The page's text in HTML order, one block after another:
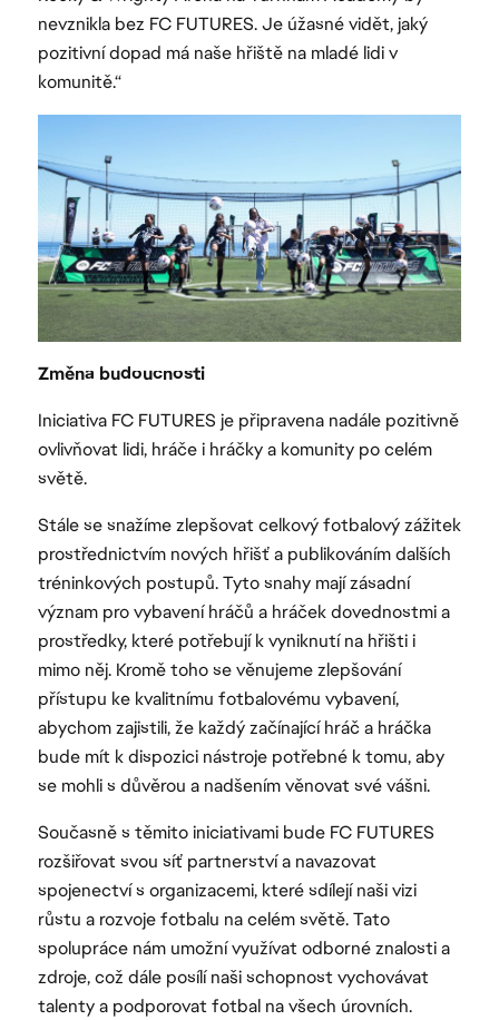
nevznikla bez FC FUTURES. Je úžasné vidět, jaký
pozitivní dopad má naše hřiště na mladé lidi v
komunitě.“
Změna budoucnosti
Iniciativa FC FUTURES je připravena nadále pozitivně
ovlivňovat lidi, hráče i hráčky a komunity po celém
světě.
Stále se snažíme zlepšovat celkový fotbalový zážitek
prostřednictvím nových hřišť a publikováním dalších
tréninkových postupů. Tyto snahy mají zásadní
význam pro vybavení hráčů a hráček dovednostmi a
prostředky, které potřebují k vyniknutí na hřišti i
mimo něj. Kromě toho se věnujeme zlepšování
přístupu ke kvalitnímu fotbalovému vybavení,
abychom zajistili, že každý začínající hráč a hráčka
bude mít k dispozici nástroje potřebné k tomu, aby
se mohli s důvěrou a nadšením věnovat své vášni.
Současně s těmito iniciativami bude FC FUTURES
rozšiřovat svou síť partnerství a navazovat
spojenectví s organizacemi, které sdílejí naši vizi
růstu a rozvoje fotbalu na celém světě. Tato
spolupráce nám umožní využívat odborné znalosti a
zdroje, což dále posílí naši schopnost vychovávat
talenty a podporovat fotbal na všech úrovních.